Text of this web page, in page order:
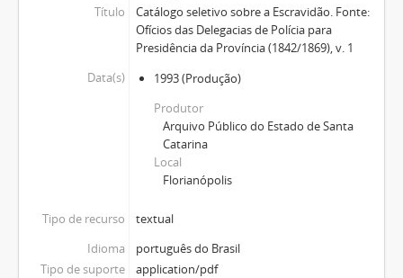
Título
Catálogo seletivo sobre a Escravidão. Fonte:
Ofícios das Delegacias de Polícia para
Presidência da Província (1842/1869), v. 1
Data(s)
1993(Produção)
Produtor
Arquivo Público do Estado de Santa
Catarina
Local
Florianópolis
Tipo de recurso
textual
Idioma
português do Brasil
Tipo de suporte
application/pdf